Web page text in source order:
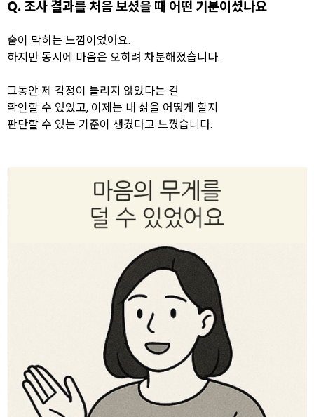
Q. 조사 결과를 처음 보셨을 때 어떤 기분이셨나요
숨이 막히는 느낌이었어요.
하지만 동시에 마음은 오히려 차분해졌습니다.
그동안 제 감정이 틀리지 않았다는 걸
확인할 수 있었고, 이제는 내 삶을 어떻게 할지
판단할 수 있는 기준이 생겼다고 느꼈습니다.